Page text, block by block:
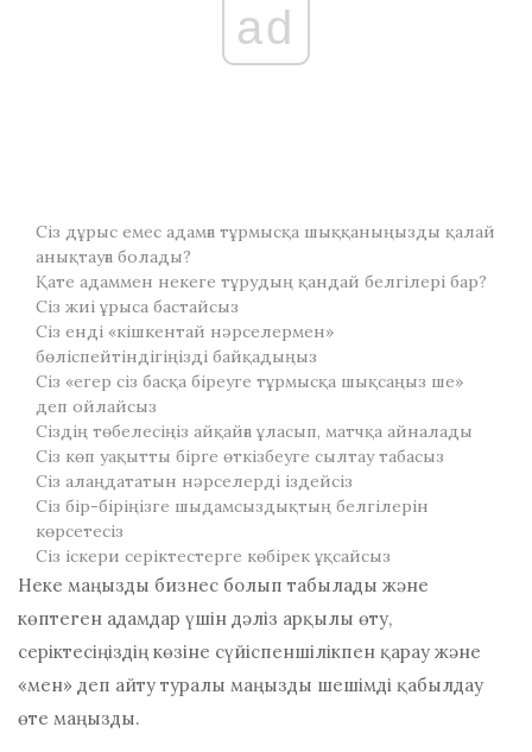
ad
Сіз дұрыс емес адамға тұрмысқа шыққаныңызды қалай
анықтауға болады?
Қате адаммен некеге тұрудың қандай белгілері бар?
Сіз жиі ұрыса бастайсыз
Сіз енді «кішкентай нәрселермен»
бөліспейтіндігіңізді байқадыңыз
Сіз «егер сіз басқа біреуге тұрмысқа шықсаңыз ше»
деп ойлайсыз
Сіздің төбелесіңіз айқайға ұласып, матчқа айналады
Сіз көп уақытты бірге өткізбеуге сылтау табасыз
Сіз алаңдататын нәрселерді іздейсіз
Сіз бір-біріңізге шыдамсыздықтың белгілерін
көрсетесіз
Сіз іскери серіктестерге көбірек ұқсайсыз
Неке маңызды бизнес болып табылады және
көптеген адамдар үшін дәліз арқылы өту,
серіктесіңіздің көзіне сүйіспеншілікпен қарау және
«мен» деп айту туралы маңызды шешімді қабылдау
өте маңызды.